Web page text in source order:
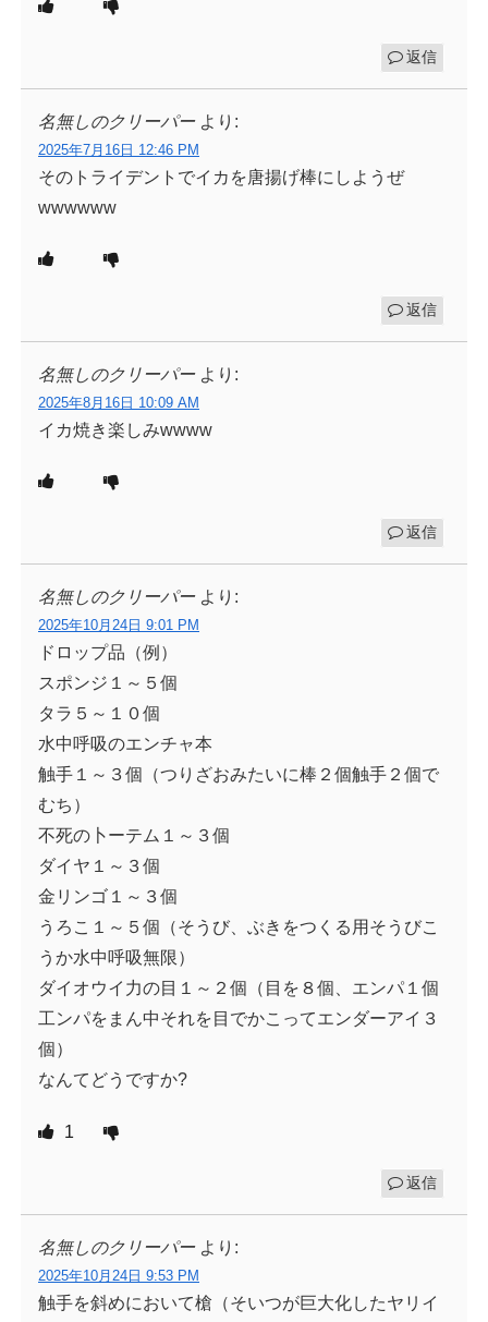
返信
名無しのクリーパー より:
2025年7月16日 12:46 PM
そのトライデントでイカを唐揚げ棒にしようぜ
wwwwww
返信
名無しのクリーパー より:
2025年8月16日 10:09 AM
イカ焼き楽しみwwww
返信
名無しのクリーパー より:
2025年10月24日 9:01 PM
ドロップ品（例）
スポンジ１～５個
タラ５～１０個
水中呼吸のエンチャ本
触手１～３個（つりざおみたいに棒２個触手２個で
むち）
不死の卜ーテム１～３個
ダイヤ１～３個
金リンゴ１～３個
うろこ１～５個（そうび、ぶきをつくる用そうびこ
うか水中呼吸無限）
ダイオウイ力の目１～２個（目を８個、エンパ１個
工ンパをまん中それを目でかこってエンダーアイ３
個）
なんてどうですか?
1
返信
名無しのクリーパー より:
2025年10月24日 9:53 PM
触手を斜めにおいて槍（そいつが巨大化したヤリイ